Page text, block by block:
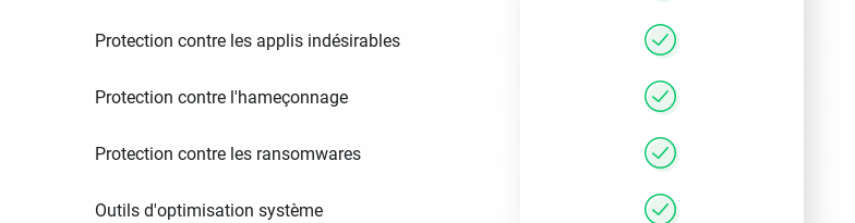
Protection contre les applis indésirables
Protection contre l'hameçonnage
Protection contre les ransomwares
Outils d'optimisation système